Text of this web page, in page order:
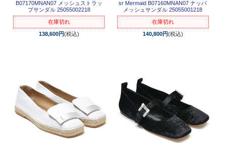
B07170MNAN07 メッシュストラッ
プサンダル 25055002218
在庫切れ
138,600円(税込)
sr Mermaid B07160MNAN07 ナッパ
メッシュサンダル 25055001218
在庫切れ
140,800円(税込)